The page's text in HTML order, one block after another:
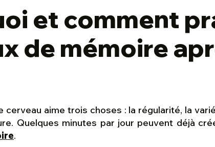
et comment
de mémoire
cerveau aime trois choses : la régularité, la
Quelques minutes par jour peuvent déjà
.